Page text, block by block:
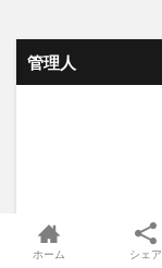
管理人
ホーム シェア